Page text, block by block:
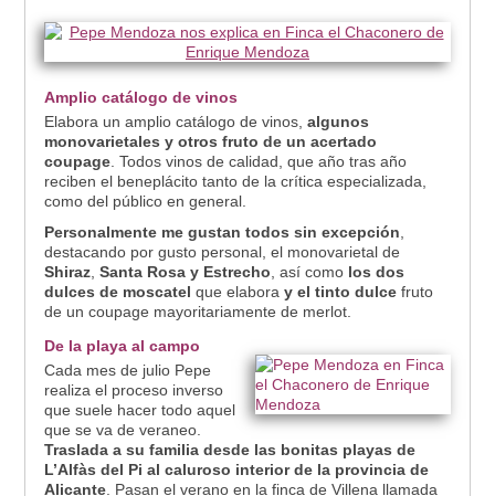
Amplio catálogo de vinos
Elabora un amplio catálogo de vinos, algunos
monovarietales y otros fruto de un acertado
coupage. Todos vinos de calidad, que año tras año
reciben el beneplácito tanto de la crítica especializada,
como del público en general.
Personalmente me gustan todos sin excepción
destacando por gusto personal, el monovarietal de
Shiraz, Santa Rosa y Estrecho , así comolos dos
dulces de moscatel que elabora y el tinto dulcefruto
de un coupage mayoritariamente de merlot.
De la playa al campo
Cada mes de julio Pepe
realiza el proceso inverso
que suele hacer todo aquel
que se va de veraneo.
Traslada a su familia desde las bonitas playas de
L’Alfàs del Pi al caluroso interior de la provincia de
Alicante. Pasan el verano en la finca de Villena llamada